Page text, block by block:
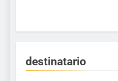
destinatario